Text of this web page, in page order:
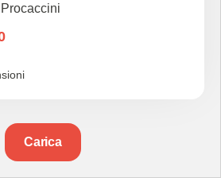
Carica